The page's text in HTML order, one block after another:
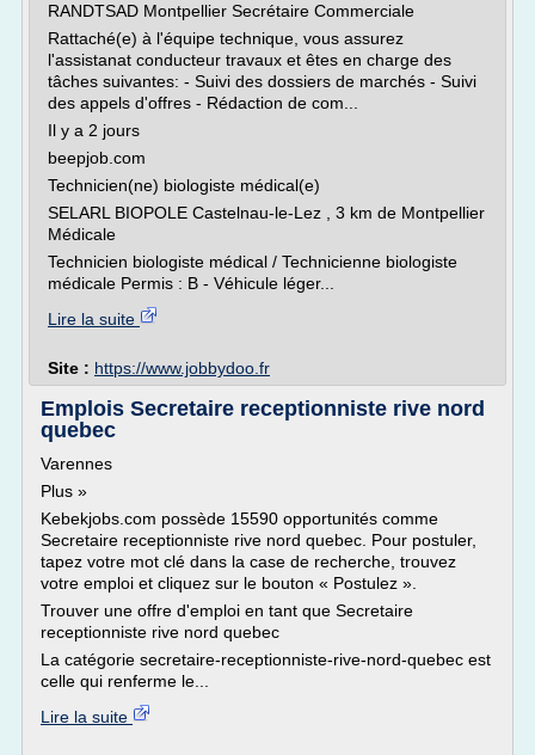
RANDTSAD Montpellier Secrétaire Commerciale
Rattaché(e) à l'équipe technique, vous assurez
l'assistanat conducteur travaux et êtes en charge des
tâches suivantes: - Suivi des dossiers de marchés - Suivi
des appels d'offres - Rédaction de com...
Il y a 2 jours
beepjob.com
Technicien(ne) biologiste médical(e)
SELARL BIOPOLE Castelnau-le-Lez , 3 km de Montpellier
Médicale
Technicien biologiste médical / Technicienne biologiste
médicale Permis : B - Véhicule léger...
Lire la suite
Site : https://www.jobbydoo.fr
Emplois Secretaire receptionniste rive nord
quebec
Varennes
Plus »
Kebekjobs.com possède 15590 opportunités comme
Secretaire receptionniste rive nord quebec. Pour postuler,
tapez votre mot clé dans la case de recherche, trouvez
votre emploi et cliquez sur le bouton « Postulez ».
Trouver une offre d'emploi en tant que Secretaire
receptionniste rive nord quebec
La catégorie secretaire-receptionniste-rive-nord-quebec est
celle qui renferme le...
Lire la suite